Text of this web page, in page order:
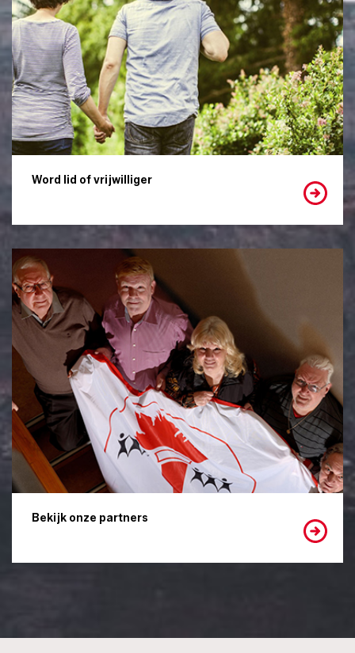
Word lid of vrijwilliger
Bekijk onze partners